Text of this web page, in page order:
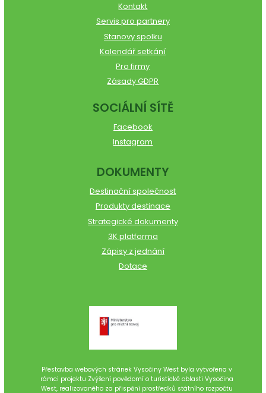
Kontakt
Servis pro partnery
Stanovy spolku
Kalendář setkání
Pro firmy
Zásady GDPR
SOCIÁLNÍ SÍTĚ
Facebook
Instagram
DOKUMENTY
Destinační společnost
Produkty destinace
Strategické dokumenty
3K platforma
Zápisy z jednání
Dotace
Přestavba webových stránek Vysočiny West byla vytvořena v
rámci projektu Zvýšení povědomí o turistické oblasti Vysočina
West, realizovaného za přispění prostředků státního rozpočtu